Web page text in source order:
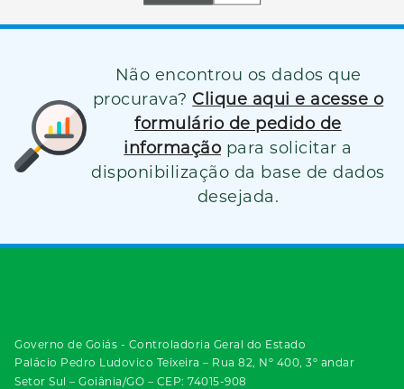
Não encontrou os dados que
procurava? Clique aqui e acesse o
formulário de pedido de
informação para solicitar a
disponibilização da base de dados
desejada.
Governo de Goiás - Controladoria Geral do Estado
Palácio Pedro Ludovico Teixeira – Rua 82, Nº 400, 3º andar
Setor Sul – Goiânia/GO – CEP: 74015-908